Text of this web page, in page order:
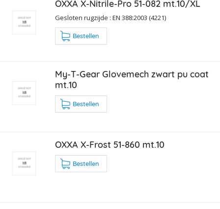
OXXA X-Nitrile-Pro 51-082 mt.10/XL
Gesloten rugzijde : EN 388:2003 (4221)
Bestellen
My-T-Gear Glovemech zwart pu coat
mt.10
Bestellen
OXXA X-Frost 51-860 mt.10
Bestellen